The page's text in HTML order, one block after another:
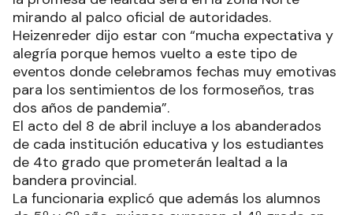
mirando al palco oficial de autoridades.
Heizenreder dijo estar con “mucha expectativa y
alegría porque hemos vuelto a este tipo de
eventos donde celebramos fechas muy emotivas
para los sentimientos de los formoseños, tras
dos años de pandemia”.
El acto del 8 de abril incluye a los abanderados
de cada institución educativa y los estudiantes
de 4to grado que prometerán lealtad a la
bandera provincial.
La funcionaria explicó que además los alumnos